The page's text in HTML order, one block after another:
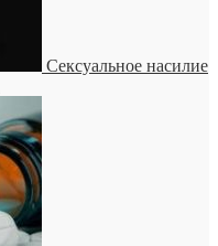
Сексуальное насилие